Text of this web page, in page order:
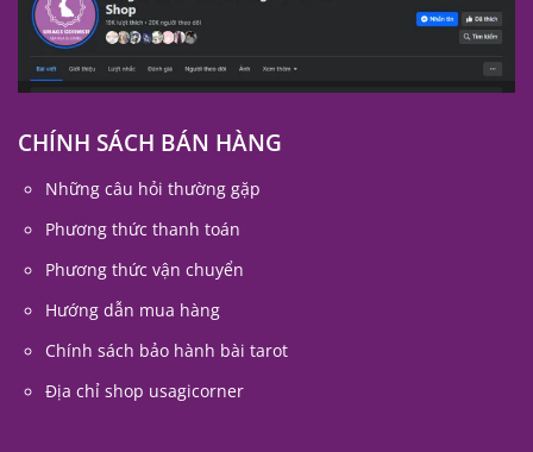
CHÍNH SÁCH BÁN HÀNG
Những câu hỏi thường gặp
Phương thức thanh toán
Phương thức vận chuyển
Hướng dẫn mua hàng
Chính sách bảo hành bài tarot
Địa chỉ shop usagicorner